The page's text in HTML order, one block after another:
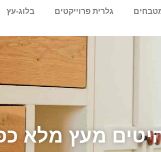
גלרית פרוייקטים בלוג-עץ
מעץ מלא